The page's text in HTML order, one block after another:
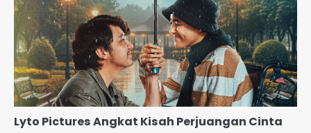
Lyto Pictures Angkat Kisah Perjuangan Cinta